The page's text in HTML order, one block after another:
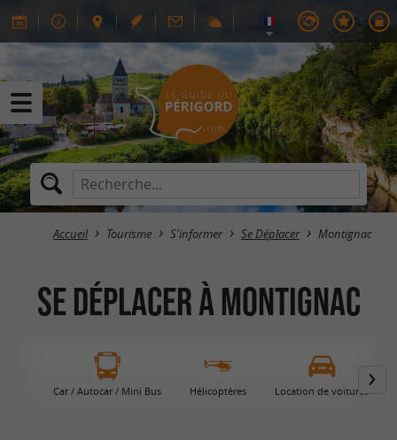
Accueil Tourisme S'informer Se Déplacer Montignac
Se Déplacer à Montignac
Car / Autocar / Mini Bus Hélicoptères Location de voitures